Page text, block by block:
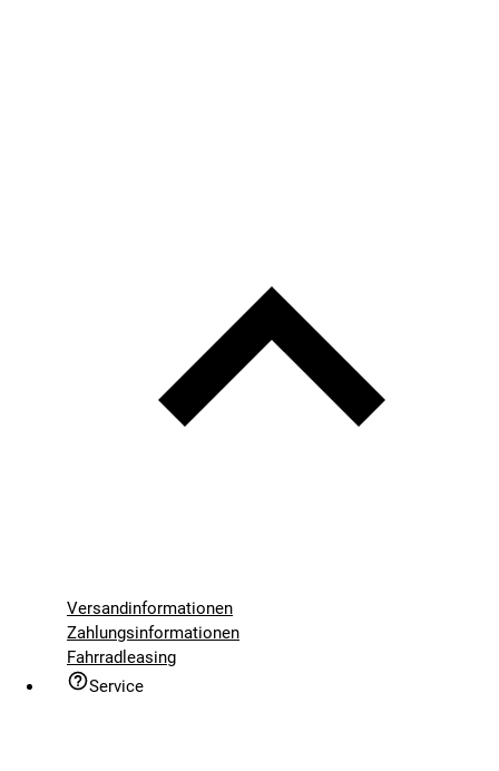
Versandinformationen
Zahlungsinformationen
Fahrradleasing
Service